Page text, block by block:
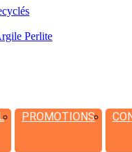
Perlite
PROMOTIONS